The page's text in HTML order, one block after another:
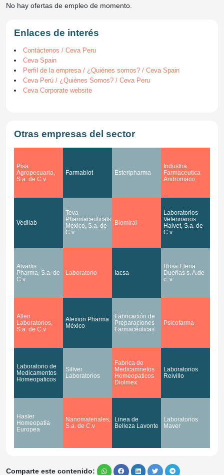
No hay ofertas de empleo de momento.
Enlaces de interés
Contáctenos / Ceva Peru
Ceva Spain
Perfil de la empresa / ¿Quiénes somos? / Ceva Spain
Ceva Perú / ¿Quiénes Somos? / Ceva Peru
Ceva Corporate website
Otras empresas del sector
Pisa
Agropecuaria,
S.a. de C.v
Farmabiot Esteripharma
Industria
Farmaceutica
Andromaco
Vedilab
Teva
Pharmaceuticals
Mexico, S.a. de
C.v
Biomiral
Laboratorios
Veterinarios
Halvet, S.a. de
C.v
Alvartis
Pharma, S.a. de
C.v
Laboratorio Iacsa
Rosa Elena
Dueñas s. A.de
c. v
Allen
Laboratorios,
S.a. de C.v
Alexion Pharma
México
Fabricación de
Preparaciones
Farmacéuticas
Psicofarma
Laboratorio de
Medicamentos
Homeopaticos
Sillver
Laboratorios
Fabrica de
Medicamnetos
Homeopaticos
Diolmex
Laboratorios
Reivillo
Hasler
Homeopatía
Europea
Nanomateriales,
S.a. de C.v
Linea de
Belleza Lavonte
Laboratorios
Maver
Comparte este contenido: